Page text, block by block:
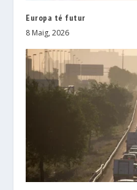
Europa té futur
8 Maig, 2026